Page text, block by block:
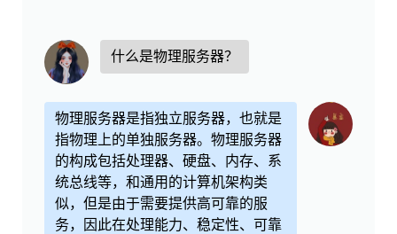
什么是物理服务器？
物理服务器是指独立服务器，也就是
指物理上的单独服务器。物理服务器
的构成包括处理器、硬盘、内存、系
统总线等，和通用的计算机架构类
似，但是由于需要提供高可靠的服
务，因此在处理能力、稳定性、可靠